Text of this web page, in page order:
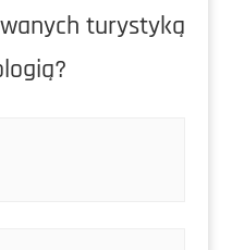
turystyką